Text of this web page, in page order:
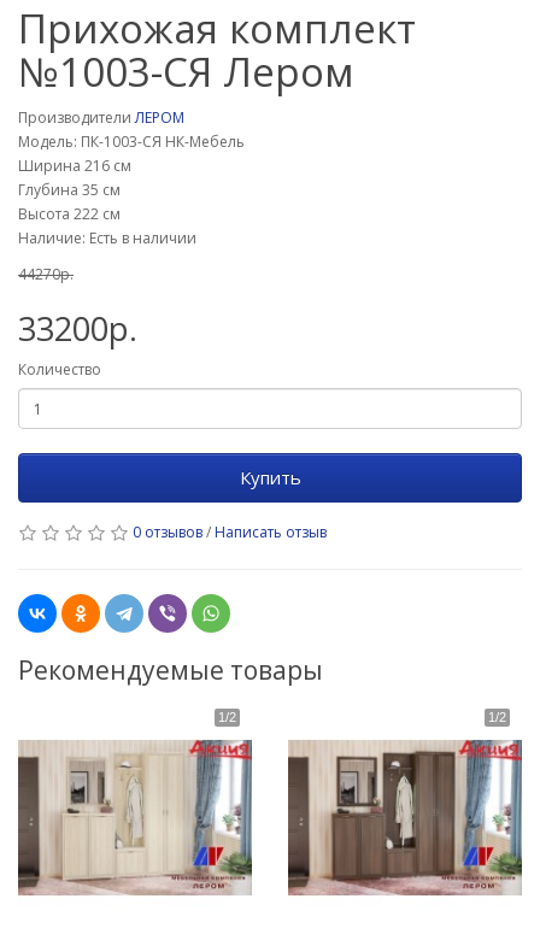
Прихожая комплект
№1003-СЯ Лером
ПроизводителиЛЕРОМ
Модель: ПК-1003-СЯ НК-Мебель
Ширина 216 см
Глубина 35 см
Высота 222 см
Наличие: Есть в наличии
44270р.
33200р.
Количество
Купить
0 отзывов/ Написать отзыв
Рекомендуемые товары